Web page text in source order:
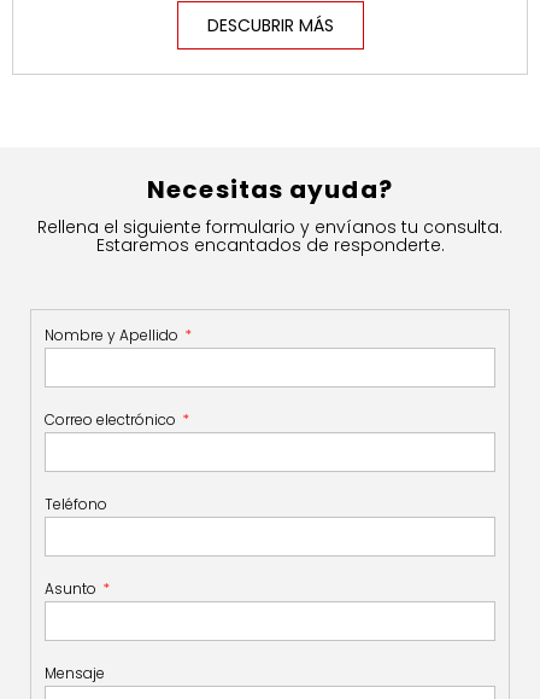
DESCUBRIR MÁS
Necesitas ayuda?
Rellena el siguiente formulario y envíanos tu consulta.
Estaremos encantados de responderte.
Nombre y Apellido
Correo electrónico
Teléfono
Asunto
Mensaje